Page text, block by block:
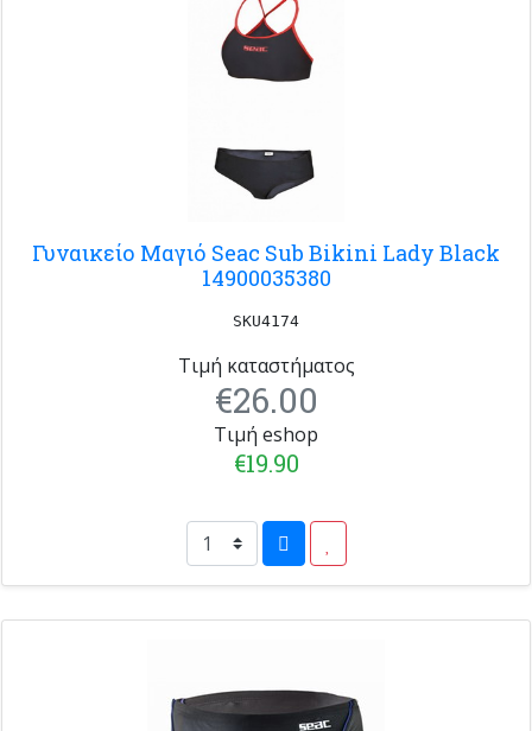
Γυναικείο Μαγιό Seac Sub Bikini Lady Black
14900035380
SKU4174
Τιμή καταστήματος
€26.00
Τιμή eshop
€19.90